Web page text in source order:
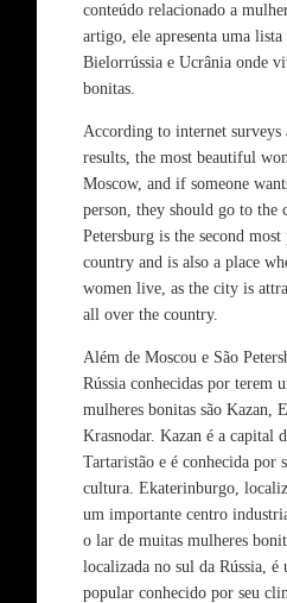
conteúdo relacionado a
artigo, ele apresenta uma lista
Bielorrússia e Ucrânia onde
bonitas.
According to internet surveys
results, the most beautiful
Moscow, and if someone
person, they should go to the
Petersburg is the second
country and is also a place
women live, as the city is
all over the country.
Além de Moscou e São
Rússia conhecidas por terem
mulheres bonitas são Kazan,
Krasnodar. Kazan é a capital
Tartaristão e é conhecida por
cultura. Ekaterinburgo,
um importante centro
o lar de muitas mulheres
localizada no sul da Rússia,
popular conhecido por seu